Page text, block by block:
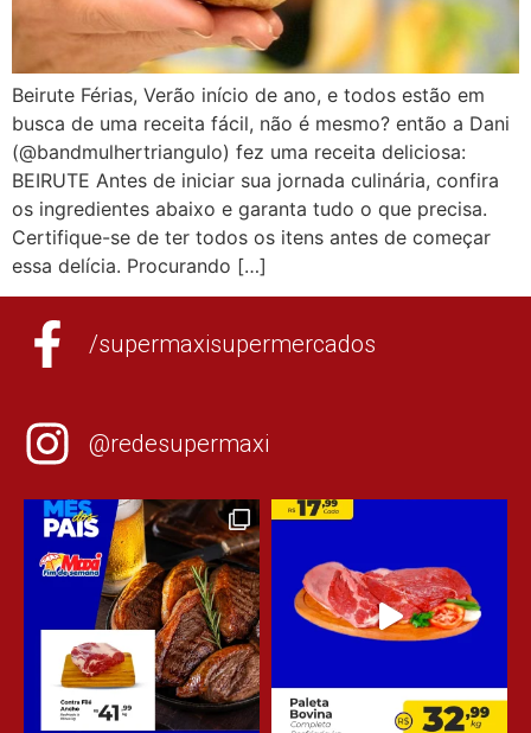
Beirute Férias, Verão início de ano, e todos estão em
busca de uma receita fácil, não é mesmo? então a Dani
(@bandmulhertriangulo) fez uma receita deliciosa:
BEIRUTE Antes de iniciar sua jornada culinária, confira
os ingredientes abaixo e garanta tudo o que precisa.
Certifique-se de ter todos os itens antes de começar
essa delícia. Procurando […]
/supermaxisupermercados
@redesupermaxi